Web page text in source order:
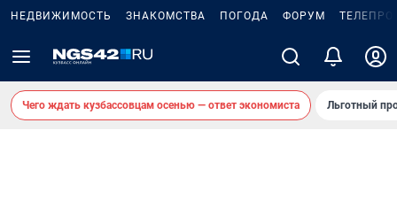
НЕДВИЖИМОСТЬ ЗНАКОМСТВА ПОГОДА ФОРУМ
Чего ждать кузбассовцам осенью — ответ экономиста Льготный